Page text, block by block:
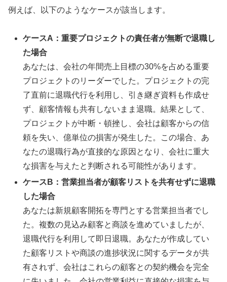
例えば、以下のようなケースが該当します。
ケースA：重要プロジェクトの責任者が無断で退職し
た場合
あなたは、会社の年間売上目標の30%を占める重要
プロジェクトのリーダーでした。プロジェクトの完
了直前に退職代行を利用し、引き継ぎ資料も作成せ
ず、顧客情報も共有しないまま退職。結果として、
プロジェクトが中断・頓挫し、会社は顧客からの信
頼を失い、億単位の損害が発生した。この場合、あ
なたの退職行為が直接的な原因となり、会社に重大
な損害を与えたと判断される可能性があります。
ケースB：営業担当者が顧客リストを共有せずに退職
した場合
あなたは新規顧客開拓を専門とする営業担当者でし
た。複数の見込み顧客と商談を進めていましたが、
退職代行を利用して即日退職。あなたが作成してい
た顧客リストや商談の進捗状況に関するデータが共
有されず、会社はこれらの顧客との契約機会を完全